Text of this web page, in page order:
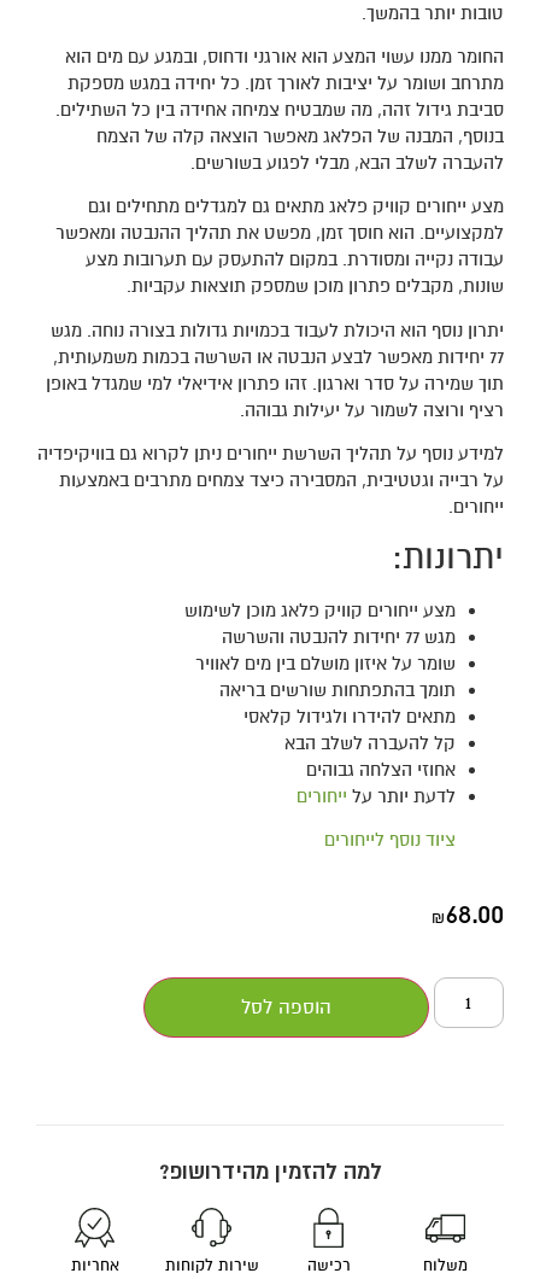
טובות יותר בהמשך.
החומר ממנו עשוי המצע הוא אורגני ודחוס, ובמגע עם מים הוא
מתרחב ושומר על יציבות לאורך זמן. כל יחידה במגש מספקת
סביבת גידול זהה, מה שמבטיח צמיחה אחידה בין כל השתילים.
בנוסף, המבנה של הפלאג מאפשר הוצאה קלה של הצמח
להעברה לשלב הבא, מבלי לפגוע בשורשים.
מצע ייחורים קוויק פלאג מתאים גם למגדלים מתחילים וגם
למקצועיים. הוא חוסך זמן, מפשט את תהליך ההנבטה ומאפשר
עבודה נקייה ומסודרת. במקום להתעסק עם תערובות מצע
שונות, מקבלים פתרון מוכן שמספק תוצאות עקביות.
יתרון נוסף הוא היכולת לעבוד בכמויות גדולות בצורה נוחה. מגש
77 יחידות מאפשר לבצע הנבטה או השרשה בכמות משמעותית,
תוך שמירה על סדר וארגון. זהו פתרון אידיאלי למי שמגדל באופן
רציף ורוצה לשמור על יעילות גבוהה.
למידע נוסף על תהליך השרשת ייחורים ניתן לקרוא גם בוויקיפדיה
על רבייה וגטטיבית, המסבירה כיצד צמחים מתרבים באמצעות
ייחורים.
יתרונות:
מצע ייחורים קוויק פלאג מוכן לשימוש
מגש 77 יחידות להנבטה והשרשה
שומר על איזון מושלם בין מים לאוויר
תומך בהתפתחות שורשים בריאה
מתאים להידרו ולגידול קלאסי
קל להעברה לשלב הבא
אחוזי הצלחה גבוהים
לדעת יותר על ייחורים
ציוד נוסף לייחורים
₪68.00
הוספה לסל
למה להזמין מהידרושופ?
משלוח
רכישה
שירות לקוחות
אחריות